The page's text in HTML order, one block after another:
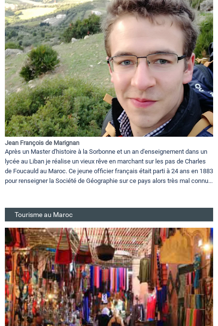
Jean François de Marignan
Après un Master d'histoire à la Sorbonne et un an d'enseignement dans un
lycée au Liban je réalise un vieux rêve en marchant sur les pas de Charles
de Foucauld au Maroc. Ce jeune officier français était parti à 24 ans en 1883
pour renseigner la Société de Géographie sur ce pays alors très mal connu...
Tourisme au Maroc